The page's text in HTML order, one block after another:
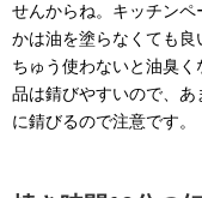
せんからね。キッチン
かは油を塗らなくても
ちゅう使わないと油臭
品は錆びやすいので、
に錆びるので注意です。